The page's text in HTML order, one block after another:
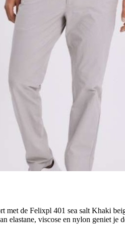
met de Felixpl 401 sea salt Khaki
elastane, viscose en nylon geniet je